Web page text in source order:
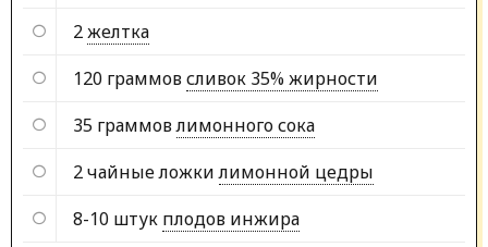
2желтка
120 граммовсливок 35% жирности
35 граммовлимонного сока
2 чайные ложки лимонной цедры
8-10 штук плодов инжира